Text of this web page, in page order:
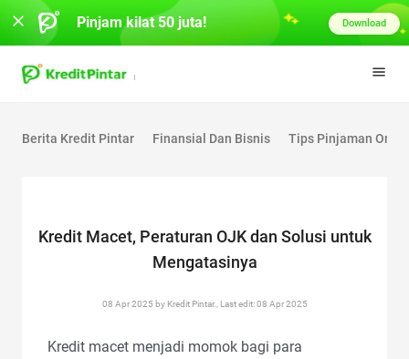
Berita Kredit Pintar Finansial Dan Bisnis Tips Pinjaman
Kredit Macet, Peraturan OJK dan Solusi untuk
Mengatasinya
08 Apr 2025 by Kredit Pintar., Last edit: 08 Apr 2025
Kredit macet menjadi momok bagi para
Pinjam kilat 50 juta! Download